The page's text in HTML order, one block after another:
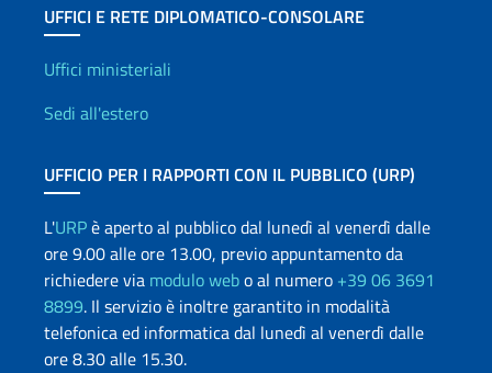
UFFICI E RETE DIPLOMATICO-CONSOLARE
Uffici e Rete diplomatica
Uffici ministeriali
Sedi all'estero
UFFICIO PER I RAPPORTI CON IL PUBBLICO (URP)
L'URPè aperto al pubblico dal lunedì al venerdì dalle
ore 9.00 alle ore 13.00, previo appuntamento da
richiedere via modulo webo al numero +39 06 3691
8899. Il servizio è inoltre garantito in modalità
telefonica ed informatica dal lunedì al venerdì dalle
ore 8.30 alle 15.30.